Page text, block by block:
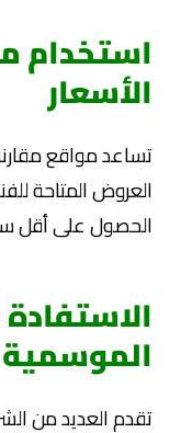
استخدام
الأسعار
تساعد مواقع
العروض المتاحة
الحصول على أقل
الموسمية
تقدم العديد من